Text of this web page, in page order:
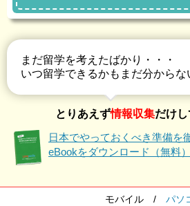
まだ留学を考えたばかり・・・
いつ留学できるかもまだ分からな
とりあえず情報収集だけし
日本でやっておくべき準備を
eBookをダウンロード（無料）
モバイル / パソ